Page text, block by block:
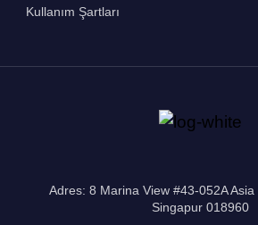
Kullanım Şartları
Adres: 8 Marina View #43-052A Asia
Singapur 018960